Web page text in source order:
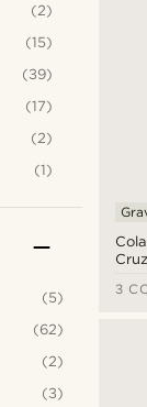
Cruz
3
(2)
(15)
(39)
(17)
(2)
(1)
(5)
(62)
(2)
(3)